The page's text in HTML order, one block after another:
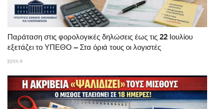
Παράταση στις φορολογικές δηλώσεις έως τις 22 Ιουλίου
εξετάζει το ΥΠΕΘΟ – Στα όριά τους οι λογιστές
ΙΟΥΛ 9